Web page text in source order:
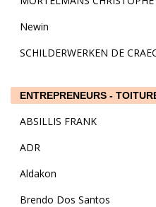
Newin
SCHILDERWERKEN DE
ENTREPRENEURS -
ABSILLIS FRANK
ADR
Aldakon
Brendo Dos Santos